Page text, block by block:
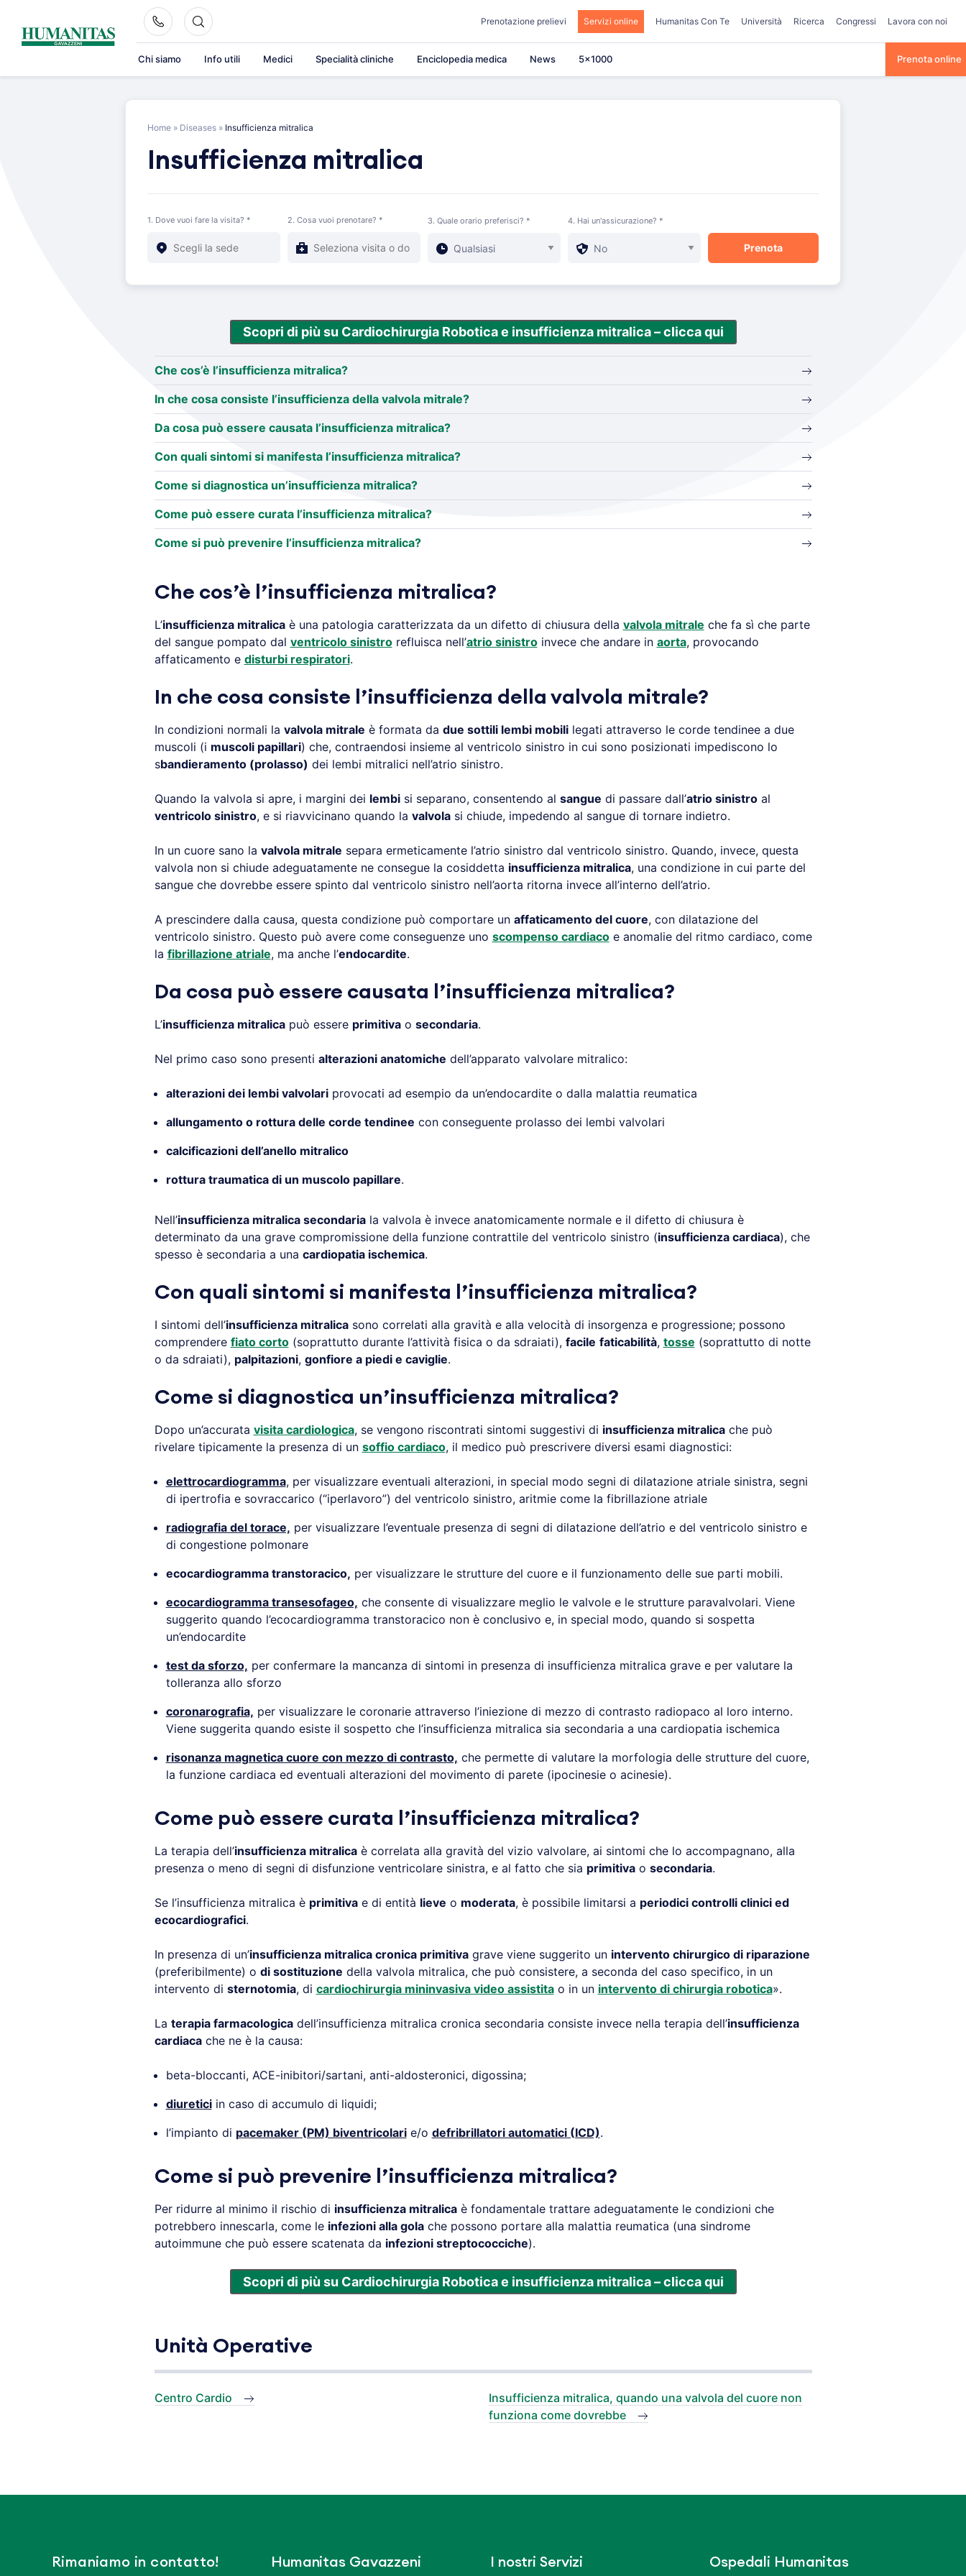
content
Prenotazione prelievi Servizi online Humanitas Con Te Università Ricerca Congressi Lavora con noi
Chi siamo Info utili Medici Specialità cliniche Enciclopedia medica News 5×1000 Prenota online
Home » Diseases » Insufficienza mitralica
Insufficienza mitralica
1. Dove vuoi fare la visita? * 2. Cosa vuoi prenotare? * 3. Quale orario preferisci? * 4. Hai un'assicurazione? *
Scopri di più su Cardiochirurgia Robotica e insufficienza mitralica – clicca qui
Che cos’è l’insufficienza mitralica?
In che cosa consiste l’insufficienza della valvola mitrale?
Da cosa può essere causata l’insufficienza mitralica?
Con quali sintomi si manifesta l’insufficienza mitralica?
Come si diagnostica un’insufficienza mitralica?
Come può essere curata l’insufficienza mitralica?
Come si può prevenire l’insufficienza mitralica?
Che cos’è l’insufficienza mitralica?
L’insufficienza mitralicaè una patologia caratterizzata da un difetto di chiusura della valvola mitrale che fa sì che parte
del sangue pompato dal ventricolo sinistrorefluisca nell’atrio sinistroinvece che andare in aorta, provocando
affaticamento e disturbi respiratori.
In che cosa consiste l’insufficienza della valvola mitrale?
In condizioni normali la valvola mitrale è formata da due sottili lembi mobililegati attraverso le corde tendinee a due
muscoli (i muscoli papillari) che, contraendosi insieme al ventricolo sinistro in cui sono posizionati impediscono lo
sbandieramento (prolasso) dei lembi mitralici nell’atrio sinistro.
Quando la valvola si apre, i margini dei lembisi separano, consentendo al sangue di passare dall’atrio sinistroal
ventricolo sinistro, e si riavvicinano quando la valvolasi chiude, impedendo al sangue di tornare indietro.
In un cuore sano la valvola mitrale separa ermeticamente l’atrio sinistro dal ventricolo sinistro. Quando, invece, questa
valvola non si chiude adeguatamente ne consegue la cosiddetta insufficienza mitralica, una condizione in cui parte del
sangue che dovrebbe essere spinto dal ventricolo sinistro nell’aorta ritorna invece all’interno dell’atrio.
A prescindere dalla causa, questa condizione può comportare un affaticamento del cuore, con dilatazione del
ventricolo sinistro. Questo può avere come conseguenze uno scompenso cardiacoe anomalie del ritmo cardiaco, come
la fibrillazione atriale, ma anche l’endocardite.
Da cosa può essere causata l’insufficienza mitralica?
L’insufficienza mitralicapuò essere primitivao secondaria.
Nel primo caso sono presenti alterazioni anatomiche dell’apparato valvolare mitralico:
alterazioni dei lembi valvolariprovocati ad esempio da un’endocardite o dalla malattia reumatica
allungamento o rottura delle corde tendinee con conseguente prolasso dei lembi valvolari
calcificazioni dell’anello mitralico
rottura traumatica di un muscolo papillare.
Nell’insufficienza mitralica secondariala valvola è invece anatomicamente normale e il difetto di chiusura è
determinato da una grave compromissione della funzione contrattile del ventricolo sinistro (insufficienza cardiaca), che
spesso è secondaria a una cardiopatia ischemica.
Con quali sintomi si manifesta l’insufficienza mitralica?
I sintomi dell’insufficienza mitralicasono correlati alla gravità e alla velocità di insorgenza e progressione; possono
comprendere fiato corto(soprattutto durante l’attività fisica o da sdraiati), facile faticabilità, tosse (soprattutto di notte
o da sdraiati), palpitazioni, gonfiore a piedi e caviglie.
Come si diagnostica un’insufficienza mitralica?
Dopo un’accurata visita cardiologica, se vengono riscontrati sintomi suggestivi di insufficienza mitralicache può
rivelare tipicamente la presenza di un soffio cardiaco, il medico può prescrivere diversi esami diagnostici:
elettrocardiogramma, per visualizzare eventuali alterazioni, in special modo segni di dilatazione atriale sinistra, segni
di ipertrofia e sovraccarico (“iperlavoro”) del ventricolo sinistro, aritmie come la fibrillazione atriale
radiografia del torace, per visualizzare l’eventuale presenza di segni di dilatazione dell’atrio e del ventricolo sinistro e
di congestione polmonare
ecocardiogramma transtoracico, per visualizzare le strutture del cuore e il funzionamento delle sue parti mobili.
ecocardiogramma transesofageo, che consente di visualizzare meglio le valvole e le strutture paravalvolari. Viene
suggerito quando l’ecocardiogramma transtoracico non è conclusivo e, in special modo, quando si sospetta
un’endocardite
test da sforzo, per confermare la mancanza di sintomi in presenza di insufficienza mitralica grave e per valutare la
tolleranza allo sforzo
coronarografia, per visualizzare le coronarie attraverso l’iniezione di mezzo di contrasto radiopaco al loro interno.
Viene suggerita quando esiste il sospetto che l’insufficienza mitralica sia secondaria a una cardiopatia ischemica
risonanza magnetica cuore con mezzo di contrasto, che permette di valutare la morfologia delle strutture del cuore,
la funzione cardiaca ed eventuali alterazioni del movimento di parete (ipocinesie o acinesie).
Come può essere curata l’insufficienza mitralica?
La terapia dell’insufficienza mitralicaè correlata alla gravità del vizio valvolare, ai sintomi che lo accompagnano, alla
presenza o meno di segni di disfunzione ventricolare sinistra, e al fatto che sia primitivao secondaria.
Se l’insufficienza mitralica è primitivae di entità lieve o moderata, è possibile limitarsi a periodici controlli clinici ed
ecocardiografici.
In presenza di un’insufficienza mitralica cronica primitivagrave viene suggerito un intervento chirurgico di riparazione
(preferibilmente) o di sostituzione della valvola mitralica, che può consistere, a seconda del caso specifico, in un
intervento di sternotomia, di cardiochirurgia mininvasiva video assistitao in un intervento di chirurgia robotica».
La terapia farmacologicadell’insufficienza mitralica cronica secondaria consiste invece nella terapia dell’insufficienza
cardiacache ne è la causa:
beta-bloccanti, ACE-inibitori/sartani, anti-aldosteronici, digossina;
diureticiin caso di accumulo di liquidi;
l’impianto di pacemaker (PM) biventricolarie/o defribrillatori automatici (ICD).
Come si può prevenire l’insufficienza mitralica?
Per ridurre al minimo il rischio di insufficienza mitralicaè fondamentale trattare adeguatamente le condizioni che
potrebbero innescarla, come le infezioni alla golache possono portare alla malattia reumatica (una sindrome
autoimmune che può essere scatenata da infezioni streptococciche).
Scopri di più su Cardiochirurgia Robotica e insufficienza mitralica – clicca qui
Unità Operative
Centro Cardio
Insufficienza mitralica, quando una valvola del cuore non
funziona come dovrebbe
Rimaniamo in contatto! Humanitas Gavazzeni I nostri Servizi Ospedali Humanitas